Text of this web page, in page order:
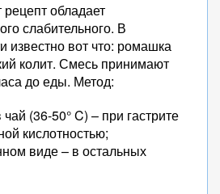
рецепт обладает
слабительного. В
известно вот что: ромашка
колит. Смесь принимают
до еды. Метод:
(36-50° C) – при гастрите
кислотностью;
виде – в остальных